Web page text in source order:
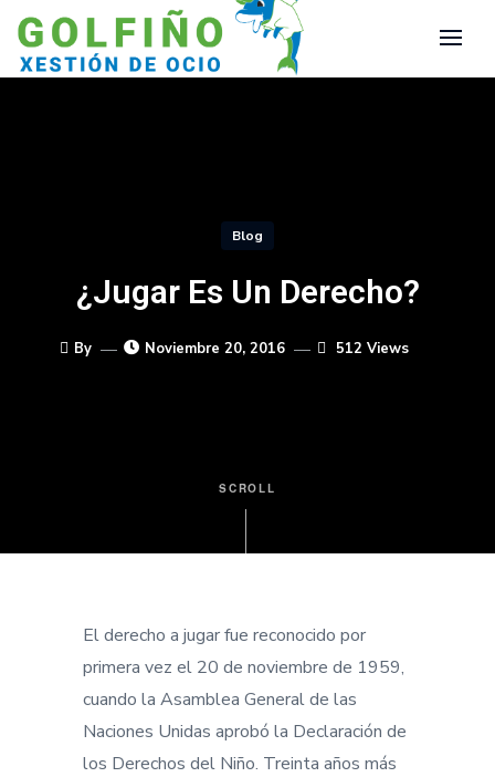
Blog
¿Jugar Es Un Derecho?
By Noviembre 20, 2016 512 Views
SCROLL
El derecho a jugar fue reconocido por
primera vez el 20 de noviembre de 1959,
cuando la Asamblea General de las
Naciones Unidas aprobó la Declaración de
los Derechos del Niño. Treinta años más